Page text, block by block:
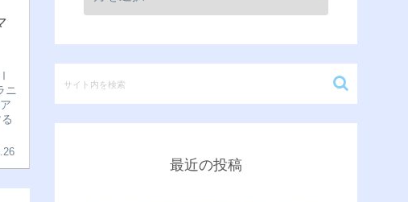
ニ
最近の投稿